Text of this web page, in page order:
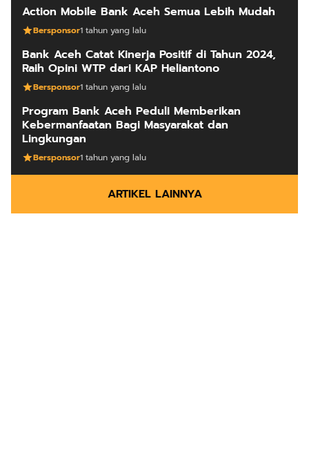
Action Mobile Bank Aceh Semua Lebih Mudah
Bersponsor1 tahun yang lalu
Bank Aceh Catat Kinerja Positif di Tahun 2024,
Raih Opini WTP dari KAP Heliantono
Bersponsor1 tahun yang lalu
Program Bank Aceh Peduli Memberikan
Kebermanfaatan Bagi Masyarakat dan
Lingkungan
Bersponsor1 tahun yang lalu
ARTIKEL LAINNYA